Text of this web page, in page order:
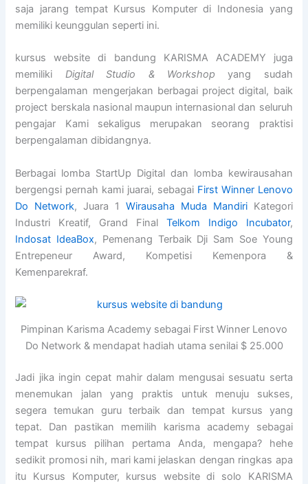
saja jarang tempat Kursus Komputer di Indonesia yang
memiliki keunggulan seperti ini.
kursus website di bandung KARISMA ACADEMY juga
memiliki Digital Studio & Workshop yang sudah
berpengalaman mengerjakan berbagai project digital, baik
project berskala nasional maupun internasional dan seluruh
pengajar Kami sekaligus merupakan seorang praktisi
berpengalaman dibidangnya.
Berbagai lomba StartUp Digital dan lomba kewirausahan
bergengsi pernah kami juarai, sebagai First Winner Lenovo
Do Network, Juara 1 Wirausaha Muda MandiriKategori
Industri Kreatif, Grand Final Telkom Indigo Incubator,
Indosat IdeaBox, Pemenang Terbaik Dji Sam Soe Young
Entrepeneur Award, Kompetisi Kemenpora &
Kemenparekraf.
Pimpinan Karisma Academy sebagai First Winner Lenovo
Do Network & mendapat hadiah utama senilai $ 25.000
Jadi jika ingin cepat mahir dalam mengusai sesuatu serta
menemukan jalan yang praktis untuk menuju sukses,
segera temukan guru terbaik dan tempat kursus yang
tepat. Dan pastikan memilih karisma academy sebagai
tempat kursus pilihan pertama Anda, mengapa? hehe
sedikit promosi nih, mari kami jelaskan dengan ringkas apa
itu Kursus Komputer, kursus website di solo KARISMA